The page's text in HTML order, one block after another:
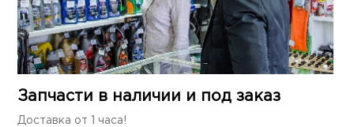
Запчасти в наличии и под заказ
Доставка от 1 часа!